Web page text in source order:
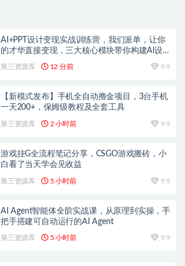
AI+PPT设计变现实战训练营，我们派单，让你
的才华直接变现，三大核心模块带你构建Al设
第三资源库 12 分前 9.9
【新模式发布】手机全自动撸金项目，3台手机
一天200+，保姆级教程及全套工具
第三资源库 2 小时前 9.9
游戏挂G全流程笔记分享，CSGO游戏搬砖，小
白看了当天学会见收益
第三资源库 5 小时前 9.9
AI Agent智能体全阶实战课，从原理到实操，手
把手搭建可自动运行的AI Agent
第三资源库 5 小时前 9.9